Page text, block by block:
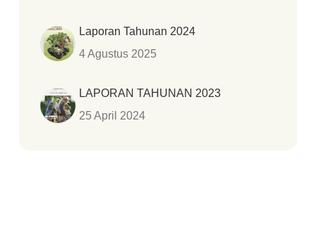
Laporan Tahunan 2024
4 Agustus 2025
LAPORAN TAHUNAN 2023
25 April 2024